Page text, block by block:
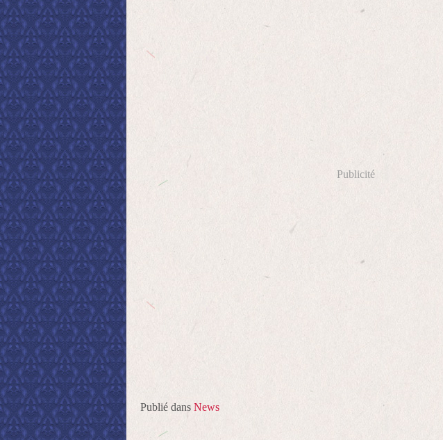
Publicité
Publié dans News